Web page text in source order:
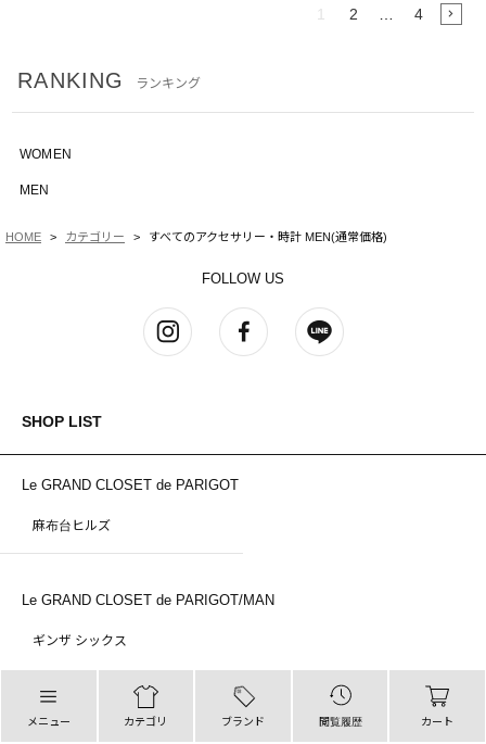
メニュー カテゴリ ブランド 閲覧履歴 カート
1 2 4
RANKING ランキング
WOMEN
MEN
HOME カテゴリー すべてのアクセサリー・時計 MEN(通常価格)
FOLLOW US
SHOP LIST
Le GRAND CLOSET de PARIGOT
麻布台ヒルズ
Le GRAND CLOSET de PARIGOT/MAN
ギンザ シックス
PARIGOT